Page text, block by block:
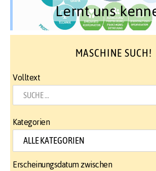
Lernt uns
MASCHINE SUCH!
Volltext
Kategorien
Erscheinungsdatum zwischen